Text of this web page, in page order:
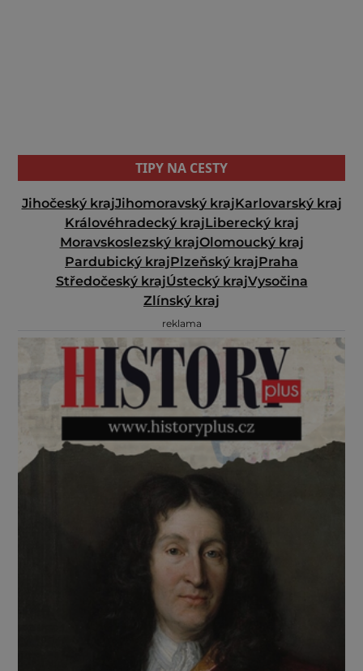
TIPY NA CESTY
Jihočeský krajJihomoravský krajKarlovarský kraj
Královéhradecký krajLiberecký kraj
Moravskoslezský krajOlomoucký kraj
Pardubický krajPlzeňský krajPraha
Středočeský krajÚstecký krajVysočina
Zlínský kraj
reklama